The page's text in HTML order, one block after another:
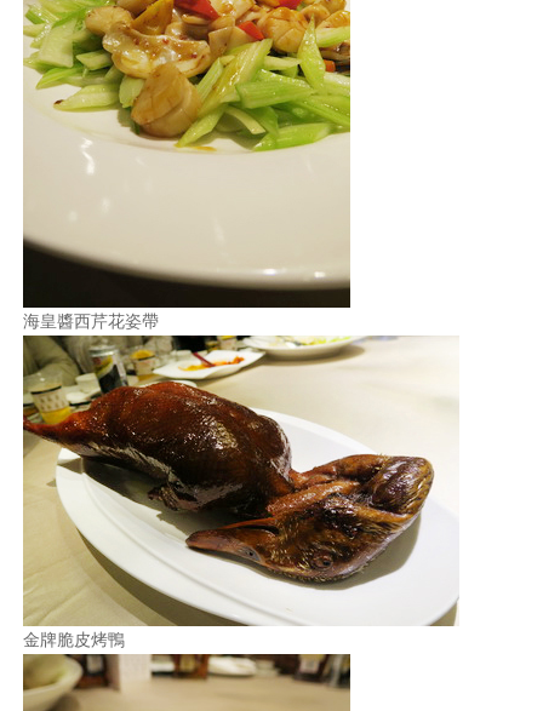
海皇醬西芹花姿帶
金牌脆皮烤鴨